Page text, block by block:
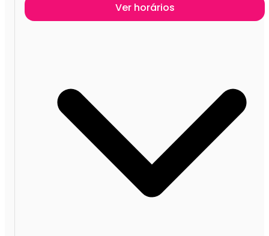
Ver horários